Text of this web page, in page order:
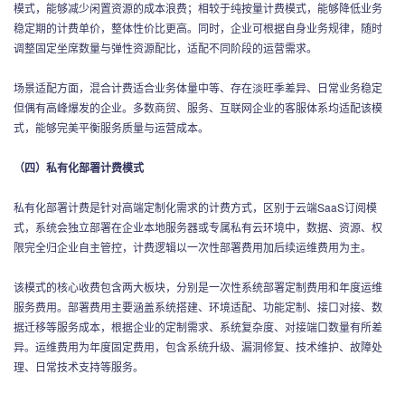
模式，能够减少闲置资源的成本浪费；相较于纯按量计费模式，能够降低业务
稳定期的计费单价，整体性价比更高。同时，企业可根据自身业务规律，随时
调整固定坐席数量与弹性资源配比，适配不同阶段的运营需求。
场景适配方面，混合计费适合业务体量中等、存在淡旺季差异、日常业务稳定
但偶有高峰爆发的企业。多数商贸、服务、互联网企业的客服体系均适配该模
式，能够完美平衡服务质量与运营成本。
（四）私有化部署计费模式
私有化部署计费是针对高端定制化需求的计费方式，区别于云端SaaS订阅模
式，系统会独立部署在企业本地服务器或专属私有云环境中，数据、资源、权
限完全归企业自主管控，计费逻辑以一次性部署费用加后续运维费用为主。
该模式的核心收费包含两大板块，分别是一次性系统部署定制费用和年度运维
服务费用。部署费用主要涵盖系统搭建、环境适配、功能定制、接口对接、数
据迁移等服务成本，根据企业的定制需求、系统复杂度、对接端口数量有所差
异。运维费用为年度固定费用，包含系统升级、漏洞修复、技术维护、故障处
理、日常技术支持等服务。